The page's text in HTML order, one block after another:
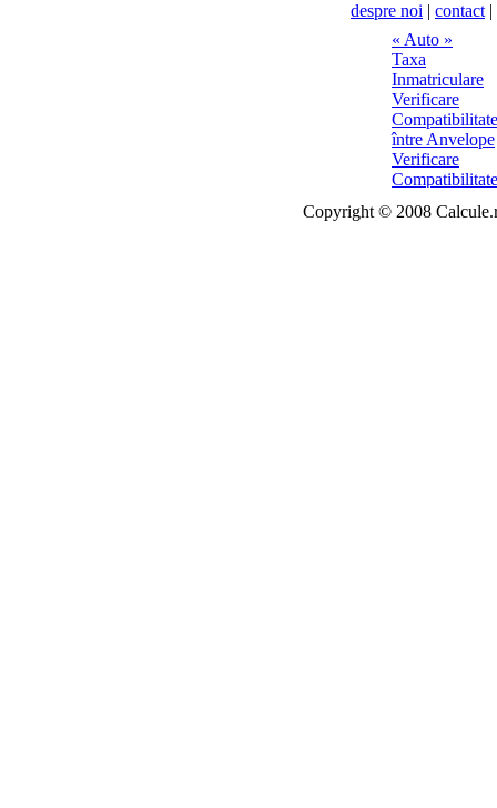
despre noi | contact |
Copyright © 2008